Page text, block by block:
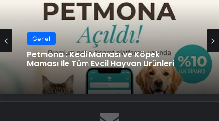
Genel
Petmona : Kedi Maması ve Köpek
Maması İle Tüm Evcil Hayvan Ürünleri